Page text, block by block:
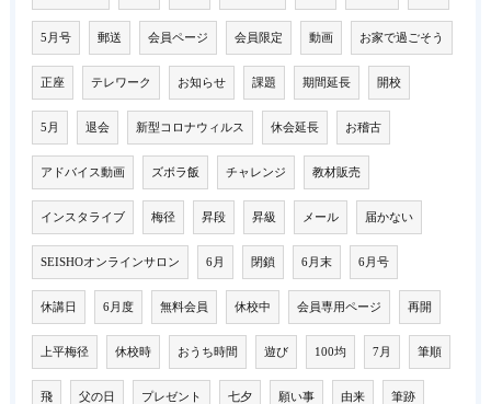
5月号 郵送 会員ページ 会員限定 動画 お家で過ごそう
正座 テレワーク お知らせ 課題 期間延長 開校
5月 退会 新型コロナウィルス 休会延長 お稽古
アドバイス動画 ズボラ飯 チャレンジ 教材販売
インスタライブ 梅径 昇段 昇級 メール 届かない
SEISHOオンラインサロン 6月 閉鎖 6月末 6月号
休講日 6月度 無料会員 休校中 会員専用ページ 再開
上平梅径 休校時 おうち時間 遊び 100均 7月 筆順
飛 父の日 プレゼント 七夕 願い事 由来 筆跡